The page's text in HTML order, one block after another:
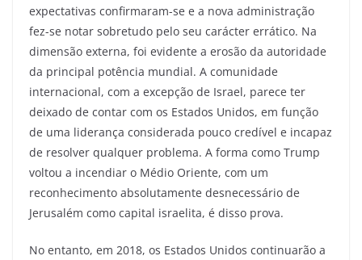
expectativas confirmaram-se e a nova administração
fez-se notar sobretudo pelo seu carácter errático. Na
dimensão externa, foi evidente a erosão da autoridade
da principal potência mundial. A comunidade
internacional, com a excepção de Israel, parece ter
deixado de contar com os Estados Unidos, em função
de uma liderança considerada pouco credível e incapaz
de resolver qualquer problema. A forma como Trump
voltou a incendiar o Médio Oriente, com um
reconhecimento absolutamente desnecessário de
Jerusalém como capital israelita, é disso prova.
No entanto, em 2018, os Estados Unidos continuarão a